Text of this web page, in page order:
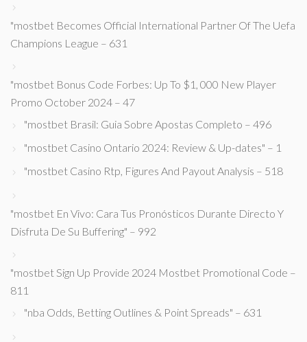
"mostbet Becomes Official International Partner Of The Uefa
Champions League – 631
"mostbet Bonus Code Forbes: Up To $1, 000 New Player
Promo October 2024 – 47
"mostbet Brasil: Guia Sobre Apostas Completo – 496
"mostbet Casino Ontario 2024: Review & Up-dates" – 1
"mostbet Casino Rtp, Figures And Payout Analysis – 518
"mostbet En Vivo: Cara Tus Pronósticos Durante Directo Y
Disfruta De Su Buffering" – 992
"mostbet Sign Up Provide 2024 Mostbet Promotional Code –
811
"nba Odds, Betting Outlines & Point Spreads" – 631